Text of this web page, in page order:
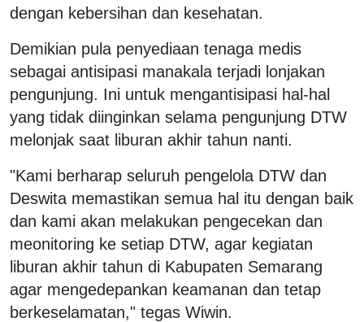
dengan kebersihan dan kesehatan.
Demikian pula penyediaan tenaga medis
sebagai antisipasi manakala terjadi lonjakan
pengunjung. Ini untuk mengantisipasi hal-hal
yang tidak diinginkan selama pengunjung DTW
melonjak saat liburan akhir tahun nanti.
"Kami berharap seluruh pengelola DTW dan
Deswita memastikan semua hal itu dengan baik
dan kami akan melakukan pengecekan dan
meonitoring ke setiap DTW, agar kegiatan
liburan akhir tahun di Kabupaten Semarang
agar mengedepankan keamanan dan tetap
berkeselamatan," tegas Wiwin.